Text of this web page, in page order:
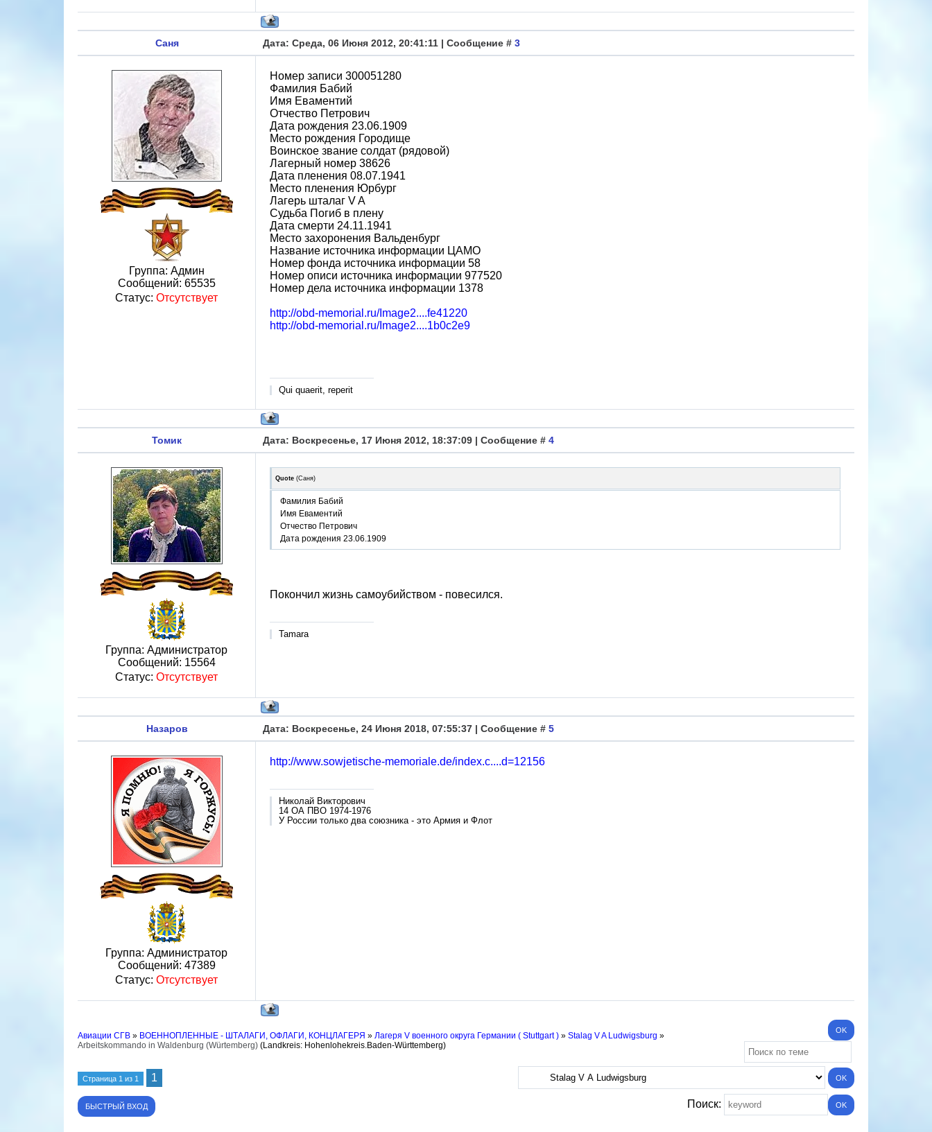
Саня Дата: Среда, 06 Июня 2012, 20:41:11 | Сообщение # 3
Группа: Админ
Сообщений: 65535
Статус: Отсутствует
Номер записи 300051280
Фамилия Бабий
Имя Еваментий
Отчество Петрович
Дата рождения 23.06.1909
Место рождения Городище
Воинское звание солдат (рядовой)
Лагерный номер 38626
Дата пленения 08.07.1941
Место пленения Юрбург
Лагерь шталаг V A
Судьба Погиб в плену
Дата смерти 24.11.1941
Место захоронения Вальденбург
Название источника информации ЦАМО
Номер фонда источника информации 58
Номер описи источника информации 977520
Номер дела источника информации 1378
http://obd-memorial.ru/Image2....fe41220
http://obd-memorial.ru/Image2....1b0c2e9
Qui quaerit, reperit
Томик Дата: Воскресенье, 17 Июня 2012, 18:37:09 | Сообщение # 4
Группа: Администратор
Сообщений: 15564
Статус: Отсутствует
Quote (Саня)
Фамилия Бабий
Имя Еваментий
Отчество Петрович
Дата рождения 23.06.1909
Покончил жизнь самоубийством - повесился.
Tamara
Назаров Дата: Воскресенье, 24 Июня 2018, 07:55:37 | Сообщение # 5
Группа: Администратор
Сообщений: 47389
Статус: Отсутствует
http://www.sowjetische-memoriale.de/index.c....d=12156
Николай Викторович
14 ОА ПВО 1974-1976
У России только два союзника - это Армия и Флот
Авиации СГВ » ВОЕННОПЛЕННЫЕ - ШТАЛАГИ, ОФЛАГИ, КОНЦЛАГЕРЯ » Лагеря V военного округа Германии ( Stuttgart ) » Stalag V A Ludwigsburg »
Arbeitskommando in Waldenburg (Würtemberg) (Landkreis: Hohenlohekreis.Baden-Württemberg)
Страница 1 из 1 1
Поиск: